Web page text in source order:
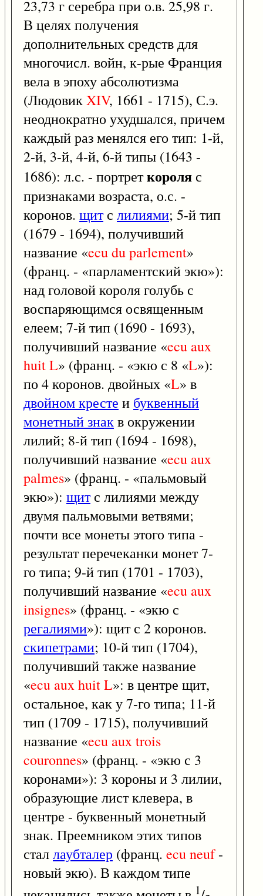
23,73 г серебра при о.в. 25,98 г.
В целях получения
дополнительных средств для
многочисл. войн, к-рые Франция
вела в эпоху абсолютизма
(ЛюдовикXIV, 1661 - 1715), С.э.
неоднократно ухудшался, причем
каждый раз менялся его тип: 1-й,
2-й, 3-й, 4-й, 6-й типы (1643 -
1686): л.с. - портреткороля с
признаками возраста, о.с. -
коронов. щитс лилиями; 5-й тип
(1679 - 1694), получивший
название «ecuduparlement»
(франц. - «парламентский экю»):
над головой короля голубь с
воспаряющимся освященным
елеем; 7-й тип (1690 - 1693),
получивший название «ecu aux
huitL» (франц. - «экю с 8 «L»):
по 4 коронов. двойных «L» в
двойном кресте и буквенный
монетный знакв окружении
лилий; 8-й тип (1694 - 1698),
получивший название «ecu aux
palmes» (франц. - «пальмовый
экю»): щитс лилиями между
двумя пальмовыми ветвями;
почти все монеты этого типа -
результат перечеканки монет 7-
го типа; 9-й тип (1701 - 1703),
получивший название «ecu aux
insignes» (франц. - «экю с
регалиями»): щит с 2 коронов.
скипетрами; 10-й тип (1704),
получивший также название
«ecu auxhuitL»: в центре щит,
остальное, как у 7-го типа; 11-й
тип (1709 - 1715), получивший
название «ecu auxtrois
couronnes» (франц. - «экю с 3
коронами»): 3 короны и 3 лилии,
образующие лист клевера, в
центре - буквенный монетный
знак. Преемником этих типов
сталлаубталер (франц. ecuneuf-
новый экю). В каждом типе
1